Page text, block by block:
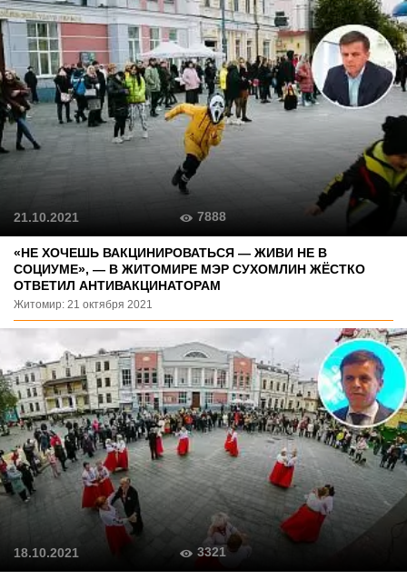
«НЕ ХОЧЕШЬ ВАКЦИНИРОВАТЬСЯ — ЖИВИ НЕ В
СОЦИУМЕ», — В ЖИТОМИРЕ МЭР СУХОМЛИН ЖЁСТКО
ОТВЕТИЛ АНТИВАКЦИНАТОРАМ
Житомир: 21 октября 2021
21.10.2021 7888
18.10.2021 3321